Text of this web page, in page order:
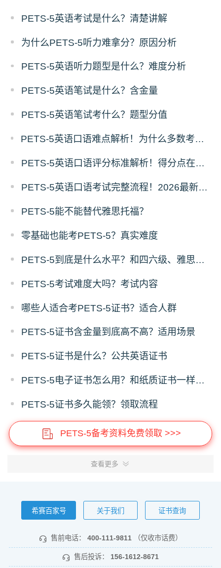
PETS-5英语考试是什么？清楚讲解
为什么PETS-5听力难拿分？原因分析
PETS-5英语听力题型是什么？难度分析
PETS-5英语笔试是什么？含金量
PETS-5英语笔试考什么？题型分值
PETS-5英语口语难点解析！为什么多数考生口语不及格？
PETS-5英语口语评分标准解析！得分点在哪？
PETS-5英语口语考试完整流程！2026最新题型
PETS-5能不能替代雅思托福？
零基础也能考PETS-5？真实难度
PETS-5到底是什么水平？和四六级、雅思对比
PETS-5考试难度大吗？考试内容
哪些人适合考PETS-5证书？适合人群
PETS-5证书含金量到底高不高？适用场景
PETS-5证书是什么？公共英语证书
PETS-5电子证书怎么用？和纸质证书一样吗？
PETS-5证书多久能领？领取流程
PETS-5备考资料免费领取 >>>
查看更多
希赛百家号 关于我们 证书查询
售前电话： 400-111-9811 （仅收市话费）
售后投诉： 156-1612-8671